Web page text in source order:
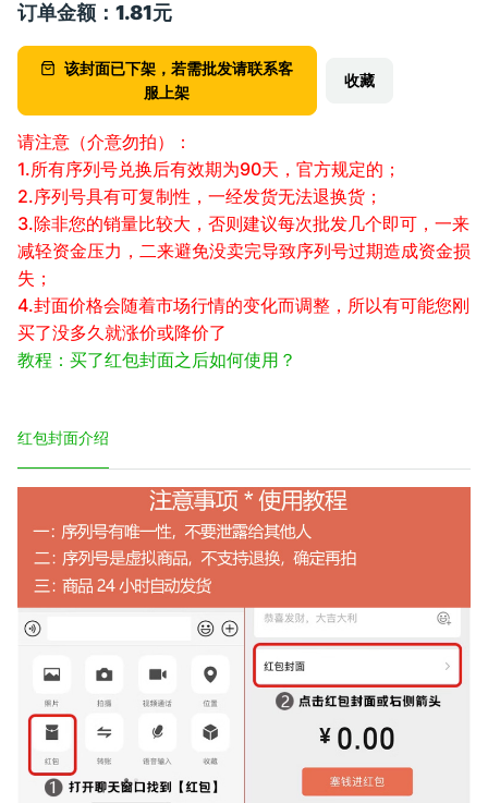
订单金额： 1.81元
该封面已下架，若需批发请联系客
服上架
收藏
请注意（介意勿拍）：
1.所有序列号兑换后有效期为90天，官方规定的；
2.序列号具有可复制性，一经发货无法退换货；
3.除非您的销量比较大，否则建议每次批发几个即可，一来
减轻资金压力，二来避免没卖完导致序列号过期造成资金损
失；
4.封面价格会随着市场行情的变化而调整，所以有可能您刚
买了没多久就涨价或降价了
教程：买了红包封面之后如何使用？
红包封面介绍